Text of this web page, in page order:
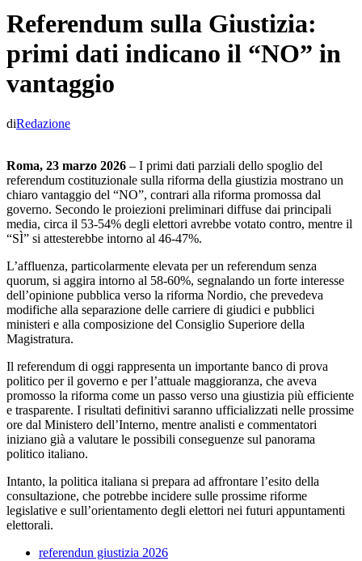
Referendum sulla Giustizia:
primi dati indicano il “NO” in
vantaggio
diRedazione
Roma, 23 marzo 2026 – I primi dati parziali dello spoglio del
referendum costituzionale sulla riforma della giustizia mostrano un
chiaro vantaggio del “NO”, contrari alla riforma promossa dal
governo. Secondo le proiezioni preliminari diffuse dai principali
media, circa il 53-54% degli elettori avrebbe votato contro, mentre il
“SÌ” si attesterebbe intorno al 46-47%.
L’affluenza, particolarmente elevata per un referendum senza
quorum, si aggira intorno al 58-60%, segnalando un forte interesse
dell’opinione pubblica verso la riforma Nordio, che prevedeva
modifiche alla separazione delle carriere di giudici e pubblici
ministeri e alla composizione del Consiglio Superiore della
Magistratura.
Il referendum di oggi rappresenta un importante banco di prova
politico per il governo e per l’attuale maggioranza, che aveva
promosso la riforma come un passo verso una giustizia più efficiente
e trasparente. I risultati definitivi saranno ufficializzati nelle prossime
ore dal Ministero dell’Interno, mentre analisti e commentatori
iniziano già a valutare le possibili conseguenze sul panorama
politico italiano.
Intanto, la politica italiana si prepara ad affrontare l’esito della
consultazione, che potrebbe incidere sulle prossime riforme
legislative e sull’orientamento degli elettori nei futuri appuntamenti
elettorali.
referendun giustizia 2026